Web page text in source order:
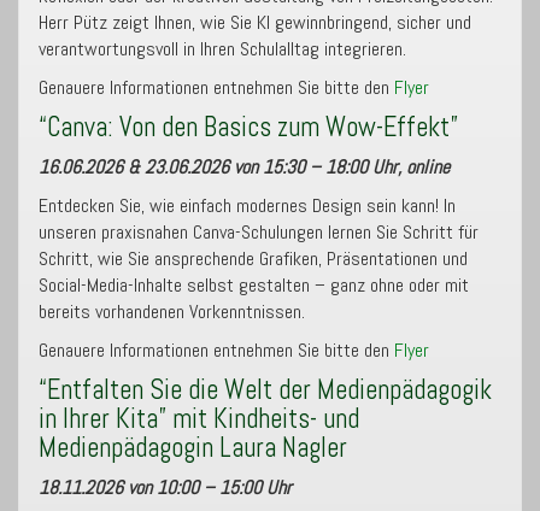
Herr Pütz zeigt Ihnen, wie Sie KI gewinnbringend, sicher und
verantwortungsvoll in Ihren Schulalltag integrieren.
Genauere Informationen entnehmen Sie bitte den Flyer
“Canva: Von den Basics zum Wow-Effekt”
16.06.2026 & 23.06.2026 von 15:30 – 18:00 Uhr, online
Entdecken Sie, wie einfach modernes Design sein kann! In
unseren praxisnahen Canva-Schulungen lernen Sie Schritt für
Schritt, wie Sie ansprechende Grafiken, Präsentationen und
Social-Media-Inhalte selbst gestalten – ganz ohne oder mit
bereits vorhandenen Vorkenntnissen.
Genauere Informationen entnehmen Sie bitte den Flyer
“Entfalten Sie die Welt der Medienpädagogik
in Ihrer Kita” mit Kindheits- und
Medienpädagogin Laura Nagler
18.11.2026 von 10:00 – 15:00 Uhr